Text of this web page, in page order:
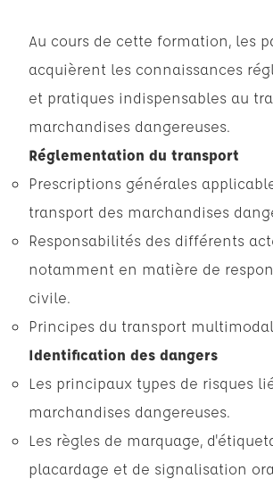
Au cours de cette formation, les
acquièrent les connaissances
et pratiques indispensables au
marchandises dangereuses.
Réglementation du transport
Prescriptions générales
transport des marchandises
Responsabilités des différents
notamment en matière de
civile.
Principes du transport
Identification des dangers
Les principaux types de risques
marchandises dangereuses.
Les règles de marquage,
placardage et de signalisation